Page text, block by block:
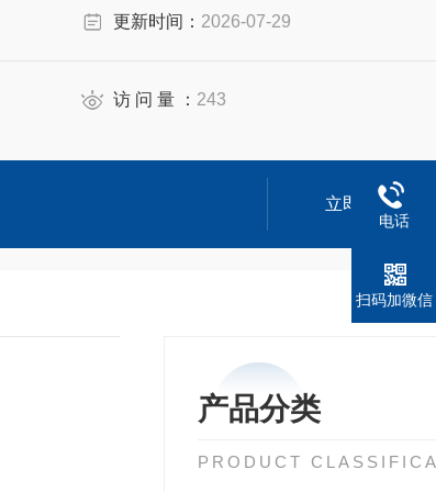
更新时间： 2026-07-29
访 问 量 ： 243
立即咨询
产品分类
PRODUCT
电话
扫码加微信